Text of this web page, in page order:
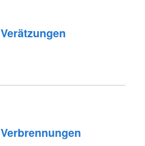
Verätzungen
Verbrennungen